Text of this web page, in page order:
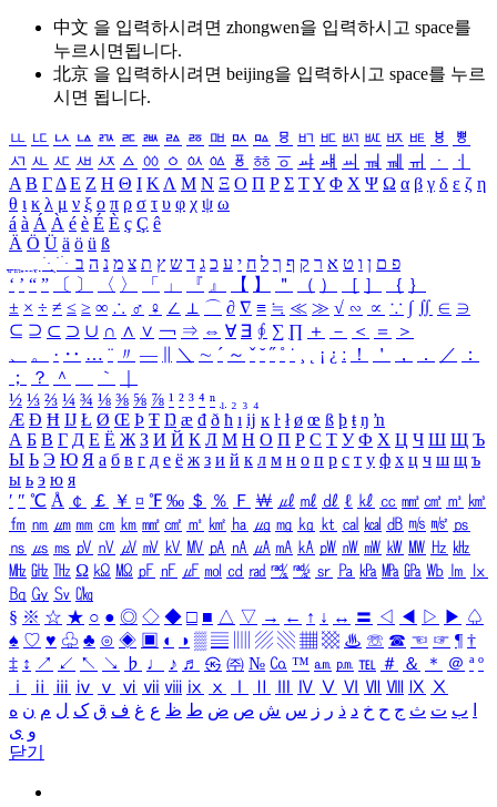
中文 을 입력하시려면 zhongwen을 입력하시고 space를
누르시면됩니다.
北京 을 입력하시려면 beijing을 입력하시고 space를 누르
시면 됩니다.
ㅥ ㅦ ㅧ ㅨ ㅩ ㅪ ㅫ ㅬ ㅭ ㅮ ㅯ ㅰ ㅱ ㅲ ㅳ ㅴ ㅵ ㅶ ㅷ ㅸ
ㅹ
ㅺ ㅻ ㅼ ㅽ ㅾ ㅿ ㆀ ㆁ ㆂ ㆃ ㆄ ㆅ ㆆ ㆇ ㆈ ㆉ ㆊ ㆋ ㆌ ㆍ
ㆎ
Α Β ΓΔ Ε Ζ Η Θ Ι ΚΛ Μ Ν Ξ Ο Π Ρ Σ ΤΥ Φ Χ Ψ Ω α β γ δ ε ζ η
θ ι κ λ μ ν ξ ο π ρ σ τ υ φ χ ψ ω
á à Á À é è É È ç Ç ê
Ä Ö Ü ä ö ü ß
ִֶֹ ֻּ ׁׂ פ ם ן ו ט א ר ק ף ך ל ח י ע כ ג ד ש ץ ת צ מ נ ה ב
‘ ’ “ ” 〔 〕 〈 〉 「 」 『 』 【 】 ＂ （ ） ［ ］ ｛ ｝
± × ÷ ≠ ≤ ≥ ∞ ∴ ♂ ♀ ∠ ⊥ ⌒ ∂ ∇ ≡ ≒ ≪ ≫ √ ∽ ∝ ∵ ∫ ∬ ∈ ∋
⊆ ⊇ ⊂ ⊃ ∪ ∩ ∧ ∨ ￢ ⇒ ⇔ ∀ ∃ ∮ ∑ ∏ ＋ － ＜ ＝
＞
、
。 · ‥ … ¨ 〃 ― ＼ ∼ ´ ～ ˇ ˘ ˝ ˚ ˙ ¸ ¡ ¿ ː ！ ＇ ， ． ／
：
；
？ ＾ ｀
½ ⅓ ⅔ ¼ ¾ ⅛ ⅜ ⅝ ⅞ ¹ ² ³ ⁴ ⁿ ₁ ₂ ₃ ₄
Æ Ð Ħ Ĳ Ł Ø Œ Þ Ŧ Ŋ æ đ ð ħ ı ĳ ĸ ŀ ł ø œ ß þ ŧ ŋ ŉ
А Б В Г Д Е Ё Ж З И Й К Л М Н О П Р С Т У Ф Х Ц Ч Ш Щ Ъ
Ы Ь Э Ю Я а б в г д е ё ж з и й к л м н о п р с т у ф х ц ч ш щ ъ
ы ь э ю я
′ ″ ℃ Å ￠ ￡ ￥ ¤ ℉ ‰ ＄ ％ Ｆ ￦ ㎕ ㎖ ㎗ ℓ ㎘ ㏄ ㎣ ㎤ ㎥ ㎦
㎙ ㎚ ㎛ ㎜ ㎝ ㎞ ㎟ ㎠ ㎡ ㎢ ㏊ ㎍ ㎎ ㎏ ㏏ ㎈ ㎉ ㏈ ㎧ ㎨ ㎰
㎱ ㎲ ㎳ ㎴ ㎵ ㎶ ㎷ ㎸ ㎹ ㎀ ㎁ ㎂ ㎃ ㎄ ㎺ ㎻ ㎽ ㎾ ㎿ ㎐ ㎑
㎒ ㎓ ㎔ Ω ㏀ ㏁ ㎊ ㎋ ㎌ ㏖ ㏅ ㎭ ㎮ ㎯ ㏛ ㎩ ㎪ ㎫ ㎬ ㏝ ㏐
㏓
㏃ ㏉ ㏜ ㏆
§ ※ ☆ ★ ○ ● ◎ ◇ ◆ □ ■ △ ▽ → ← ↑ ↓ ↔ 〓 ◁ ◀ ▷ ▶ ♤
♠ ♡ ♥ ♧ ♣ ⊙ ◈ ▣ ◐ ◑ ▒ ▤ ▨ ▧ ▦ ▩ ♨ ☏ ☎ ☜ ☞ ¶ †
‡ ↕ ↗ ↙ ↖ ↘ ♭ ♩ ♪ ♬ ㉿ ㈜ № ㏇ ™ ㏂ ㏘ ℡ ＃ ＆ ＊ ＠ ª º
ⅰ
ⅱ ⅲ ⅳ ⅴ ⅵ ⅶ ⅷ ⅸ ⅹ Ⅳ Ⅴ Ⅵ Ⅶ Ⅷ Ⅸ Ⅹ
ب ت ث ج ح خ د ذ ر ز س ش ص ض ط ظ ع غ ف ق ک ل م ن ه
و ی
닫기